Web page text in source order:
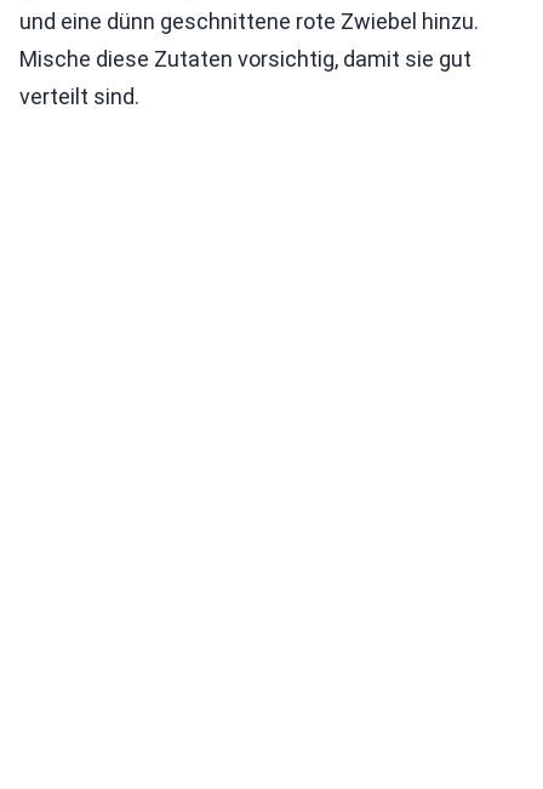
und eine dünn geschnittene rote Zwiebel hinzu.
Mische diese Zutaten vorsichtig, damit sie gut
verteilt sind.